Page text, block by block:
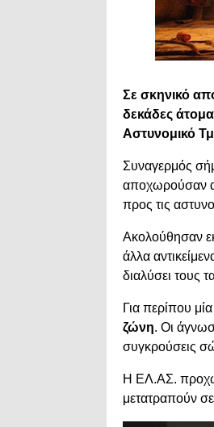
Σε σκηνικό
δεκάδες
Αστυνομικό
Συναγερμός
αποχωρούσαν
προς τις
Ακολούθησαν
άλλα
διαλύσει τους
Για περίπου
ζώνη. Οι
συγκρούσεις
Η ΕΛ.ΑΣ.
μετατραπούν